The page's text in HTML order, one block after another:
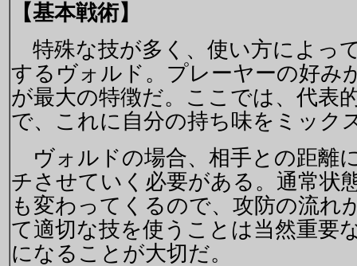
【基本戦術】
特殊な技が多く、使い方によっ
するヴォルド。プレーヤーの好み
が最大の特徴だ。ここでは、代表
で、これに自分の持ち味をミック
ヴォルドの場合、相手との距離
チさせていく必要がある。通常状
も変わってくるので、攻防の流れ
て適切な技を使うことは当然重要
になることが大切だ。